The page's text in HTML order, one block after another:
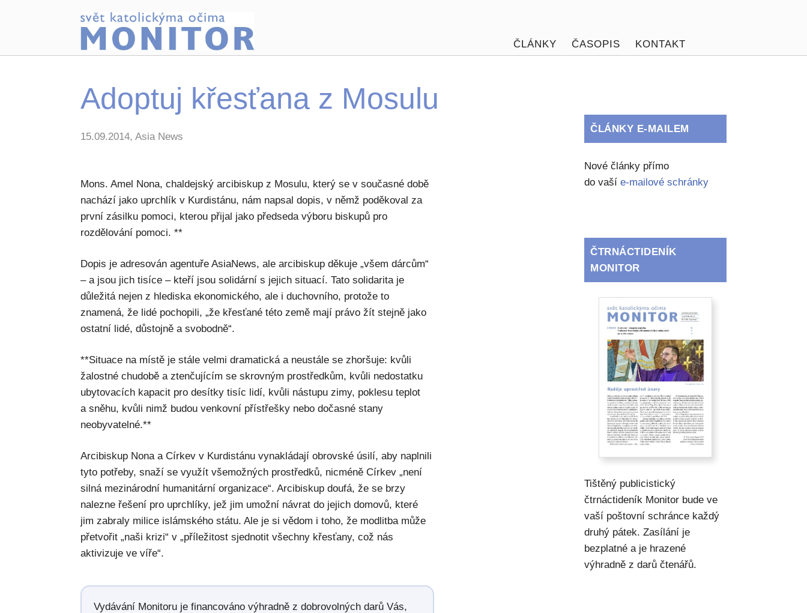
ČLÁNKY ČASOPIS KONTAKT
Adoptuj křesťana z Mosulu
15.09.2014, Asia News
Mons. Amel Nona, chaldejský arcibiskup z Mosulu, který se v současné době
nachází jako uprchlík v Kurdistánu, nám napsal dopis, v němž poděkoval za
první zásilku pomoci, kterou přijal jako předseda výboru biskupů pro
rozdělování pomoci. **
Dopis je adresován agentuře AsiaNews, ale arcibiskup děkuje „všem dárcům“
– a jsou jich tisíce – kteří jsou solidární s jejich situací. Tato solidarita je
důležitá nejen z hlediska ekonomického, ale i duchovního, protože to
znamená, že lidé pochopili, „že křesťané této země mají právo žít stejně jako
ostatní lidé, důstojně a svobodně“.
**Situace na místě je stále velmi dramatická a neustále se zhoršuje: kvůli
žalostné chudobě a ztenčujícím se skrovným prostředkům, kvůli nedostatku
ubytovacích kapacit pro desítky tisíc lidí, kvůli nástupu zimy, poklesu teplot
a sněhu, kvůli nimž budou venkovní přístřešky nebo dočasné stany
neobyvatelné.**
Arcibiskup Nona a Církev v Kurdistánu vynakládají obrovské úsilí, aby naplnili
tyto potřeby, snaží se využít všemožných prostředků, nicméně Církev „není
silná mezinárodní humanitární organizace“. Arcibiskup doufá, že se brzy
nalezne řešení pro uprchlíky, jež jim umožní návrat do jejich domovů, které
jim zabraly milice islámského státu. Ale je si vědom i toho, že modlitba může
přetvořit „naši krizi“ v „příležitost sjednotit všechny křesťany, což nás
aktivizuje ve víře“.
Vydávání Monitoru je financováno výhradně z dobrovolných darů Vás,
ČLÁNKY E-MAILEM
Nové články přímo
do vašíe-mailové schránky
ČTRNÁCTIDENÍK
MONITOR
Tištěný publicistický
čtrnáctideník Monitor bude ve
vaší poštovní schránce každý
druhý pátek. Zasílání je
bezplatné a je hrazené
výhradně z darů čtenářů.